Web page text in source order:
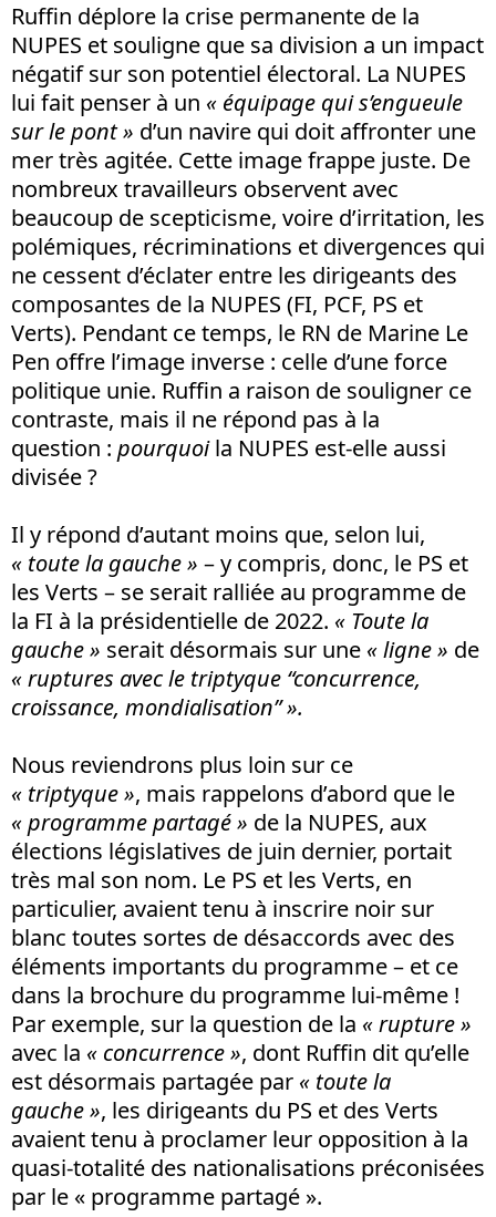
Ruffin déplore la crise permanente de la
NUPES et souligne que sa division a un impact
négatif sur son potentiel électoral. La NUPES
lui fait penser à un « équipage qui s’engueule
sur le pont » d’un navire qui doit affronter une
mer très agitée. Cette image frappe juste. De
nombreux travailleurs observent avec
beaucoup de scepticisme, voire d’irritation, les
polémiques, récriminations et divergences qui
ne cessent d’éclater entre les dirigeants des
composantes de la NUPES (FI, PCF, PS et
Verts). Pendant ce temps, le RN de Marine Le
Pen offre l’image inverse : celle d’une force
politique unie. Ruffin a raison de souligner ce
contraste, mais il ne répond pas à la
question : pourquoila NUPES est-elle aussi
divisée ?
Il y répond d’autant moins que, selon lui,
« toute la gauche » – y compris, donc, le PS et
les Verts – se serait ralliée au programme de
la FI à la présidentielle de 2022. « Toute la
gauche » serait désormais sur une « ligne » de
«ruptures avec le triptyque “concurrence,
croissance, mondialisation” ».
Nous reviendrons plus loin sur ce
« triptyque », mais rappelons d’abord que le
« programme partagé » de la NUPES, aux
élections législatives de juin dernier, portait
très mal son nom. Le PS et les Verts, en
particulier, avaient tenu à inscrire noir sur
blanc toutes sortes de désaccords avec des
éléments importants du programme – et ce
dans la brochure du programme lui-même !
Par exemple, sur la question de la « rupture »
avec la « concurrence », dont Ruffin dit qu’elle
est désormais partagée par « toute la
gauche », les dirigeants du PS et des Verts
avaient tenu à proclamer leur opposition à la
quasi-totalité des nationalisations préconisées
par le « programme partagé ».